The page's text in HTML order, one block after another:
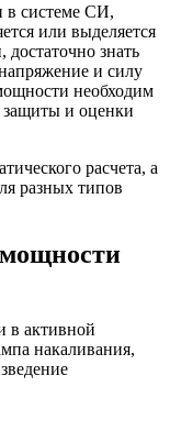
в системе СИ,
или выделяется
, достаточно знать
и силу
необходим
защиты и оценки
расчета, а
разных типов
в активной
накаливания,